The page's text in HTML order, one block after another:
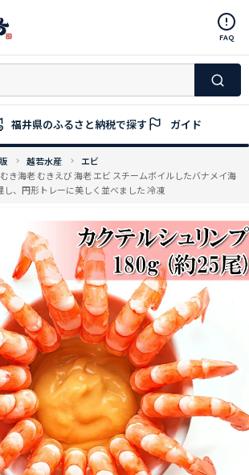
FAQ
福井県のふるさと納税で探す ガイド
越若水産
エビ
き海老 むきえび 海老 エビ スチームボイルしたバナメイ海
、円形トレーに美しく並べました 冷凍